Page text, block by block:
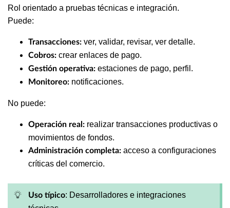
Rol orientado a pruebas técnicas e integración.
Puede:
Transacciones: ver, validar, revisar, ver detalle.
Cobros: crear enlaces de pago.
Gestión operativa: estaciones de pago, perfil.
Monitoreo: notificaciones.
No puede:
Operación real: realizar transacciones productivas o
movimientos de fondos.
Administración completa: acceso a configuraciones
críticas del comercio.
Uso típico: Desarrolladores e integraciones